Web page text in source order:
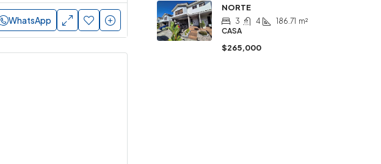
WhatsApp
NORTE
3 4 186.71 m²
CASA
$265,000